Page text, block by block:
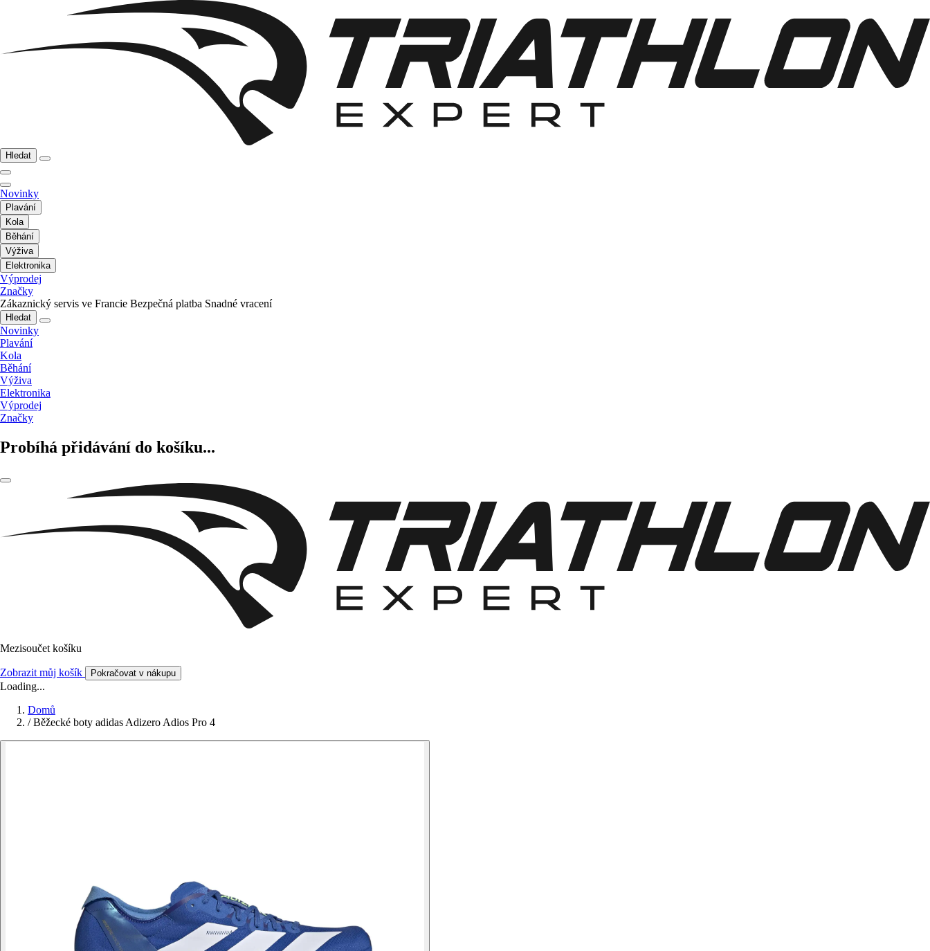
Hledat
Novinky
Plavání
Kola
Běhání
Výživa
Elektronika
Výprodej
Značky
Zákaznický servis ve Francie Bezpečná platba Snadné vracení
Hledat
Novinky
Plavání
Kola
Běhání
Výživa
Elektronika
Výprodej
Značky
Probíhá přidávání do košíku...
Mezisoučet košíku
Zobrazit můj košík Pokračovat v nákupu
Loading...
Domů
/ Běžecké boty adidas Adizero Adios Pro 4